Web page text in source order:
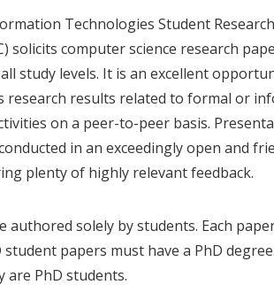
Technologies Student Research
solicits computer science research
study levels. It is an excellent
research results related to formal or
on a peer-to-peer basis.
in an exceedingly open and
plenty of highly relevant feedback.
authored solely by students. Each
papers must have a PhD
are PhD students.